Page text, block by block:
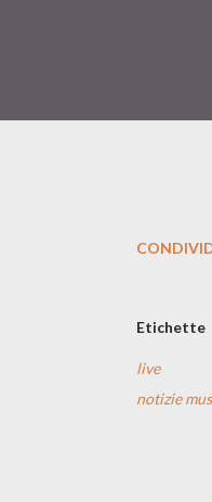
Etichette
live
notizie